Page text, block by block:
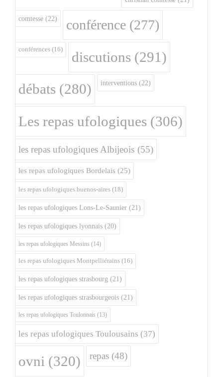
comtesse (22) conférence (277)
conférences (16) discutions (291)
débats (280) interventions (22)
Les repas ufologiques (306)
les repas ufologiques Albijeois (55)
les repas ufologiques Bordelais (25)
les repas ufologiques buenos-aires (18)
les repas ufologiques Lons-Le-Saunier (21)
les repas ufologiques lyonnais (20)
les repas ufologiques Messins (14)
les repas ufologiques Montpelliérains (16)
les repas ufologiques strasbourg (21)
les repas ufologiques strasbourgeois (21)
les repas ufologiques Toulonnais (13)
les repas ufologiques Toulousains (37)
ovni (320) repas (48)